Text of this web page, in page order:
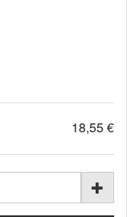
18,55 €